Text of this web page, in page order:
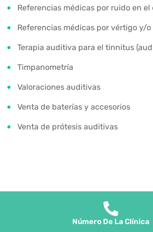
Referencias médicas por ruido en
Referencias médicas por vértigo y/o
Terapia auditiva para el tinnitus
Timpanometría
Valoraciones auditivas
Venta de baterías y accesorios
Venta de prótesis auditivas
Número De La Clínica